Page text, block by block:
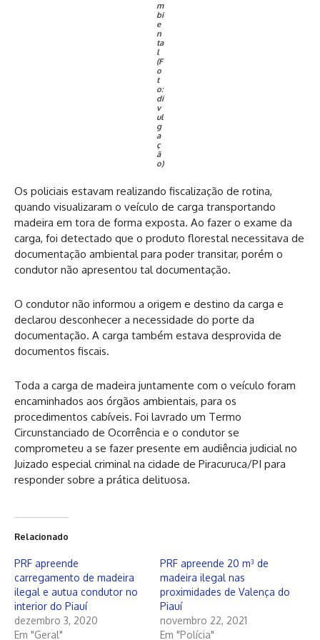
m
bi
e
n
ta
l
(F
o
t
o:
di
v
ul
g
a
ç
ã
o)
Os policiais estavam realizando fiscalização de rotina,
quando visualizaram o veículo de carga transportando
madeira em tora de forma exposta. Ao fazer o exame da
carga, foi detectado que o produto florestal necessitava de
documentação ambiental para poder transitar, porém o
condutor não apresentou tal documentação.
O condutor não informou a origem e destino da carga e
declarou desconhecer a necessidade do porte da
documentação. A carga também estava desprovida de
documentos fiscais.
Toda a carga de madeira juntamente com o veículo foram
encaminhados aos órgãos ambientais, para os
procedimentos cabíveis. Foi lavrado um Termo
Circunstanciado de Ocorrência e o condutor se
comprometeu a se fazer presente em audiência judicial no
Juizado especial criminal na cidade de Piracuruca/PI para
responder sobre a prática delituosa.
Relacionado
PRF apreende
carregamento de madeira
ilegal e autua condutor no
interior do Piauí
dezembro 3, 2020
Em "Geral"
PRF apreende 20 m³ de
madeira ilegal nas
proximidades de Valença do
Piauí
novembro 22, 2021
Em "Polícia"